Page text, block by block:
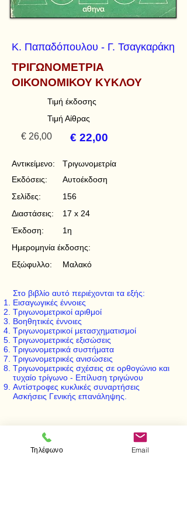
Κ. Παπαδόπουλου - Γ. Τσαγκαράκη
ΤΡΙΓΩΝΟΜΕΤΡΙΑ
ΟΙΚΟΝΟΜΙΚΟΥ ΚΥΚΛΟΥ
Τιμή έκδοσης
Τιμή Αίθρας
€ 26,00 € 22,00
Αντικείμενο:
Εκδόσεις:
Τριγωνομετρία
Αυτοέκδοση
Σελίδες:
156
Διαστάσεις:
17 x 24
Έκδοση:
1η
Ημερομηνία έκδοσης:
Εξώφυλλο:
Μαλακό
Στο βιβλίο αυτό περιέχονται τα εξής:
Εισαγωγικές έννοιες
Τριγωνομετρικοί αριθμοί
Βοηθητικές έννοιες
Τριγωνομετρικοί μετασχηματισμοί
Τριγωνομετρικές εξισώσεις
Τριγωνομετρικά συστήματα
Τριγωνομετρικές ανισώσεις
Τριγωνομετρικές σχέσεις σε ορθογώνιο και
τυχαίο τρίγωνο - Επίλυση τριγώνου
Αντίστροφες κυκλικές συναρτήσεις
Ασκήσεις Γενικής επανάληψης.
< Προηγούμενο Επόμενο >
Τηλέφωνο Email